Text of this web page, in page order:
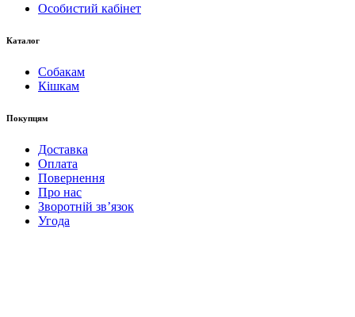
Особистий кабінет
Каталог
Собакам
Кішкам
Покупцям
Доставка
Оплата
Повернення
Про нас
Зворотній зв’язок
Угода